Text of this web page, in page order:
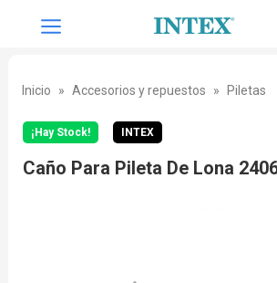
Inicio Accesorios y repuestos Piletas
¡Hay Stock! INTEX
Caño Para Pileta De Lona